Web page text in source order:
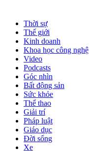
Thời sự
Thế giới
Kinh doanh
Khoa học công nghệ
Video
Podcasts
Góc nhìn
Bất động sản
Sức khỏe
Thể thao
Giải trí
Pháp luật
Giáo dục
Đời sống
Xe